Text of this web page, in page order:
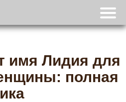
имя Лидия для
полная